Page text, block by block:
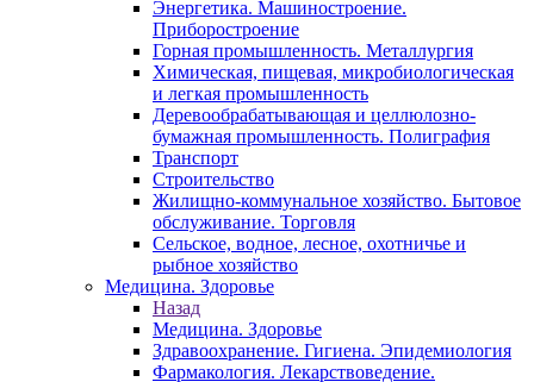
Энергетика. Машиностроение.
Приборостроение
Горная промышленность. Металлургия
Химическая, пищевая, микробиологическая
и легкая промышленность
Деревообрабатывающая и целлюлозно-
бумажная промышленность. Полиграфия
Транспорт
Строительство
Жилищно-коммунальное хозяйство. Бытовое
обслуживание. Торговля
Сельское, водное, лесное, охотничье и
рыбное хозяйство
Медицина. Здоровье
Назад
Медицина. Здоровье
Здравоохранение. Гигиена. Эпидемиология
Фармакология. Лекарствоведение.